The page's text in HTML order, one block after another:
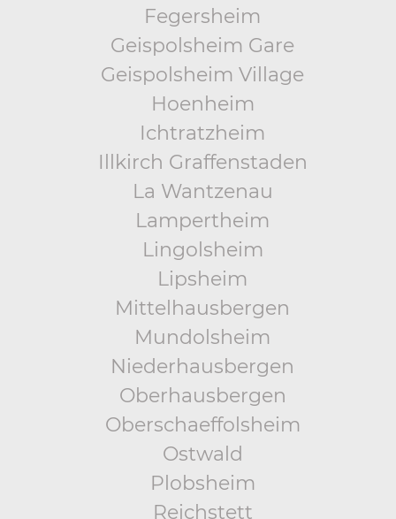
Fegersheim
Geispolsheim Gare
Geispolsheim Village
Hoenheim
Ichtratzheim
Illkirch Graffenstaden
La Wantzenau
Lampertheim
Lingolsheim
Lipsheim
Mittelhausbergen
Mundolsheim
Niederhausbergen
Oberhausbergen
Oberschaeffolsheim
Ostwald
Plobsheim
Reichstett